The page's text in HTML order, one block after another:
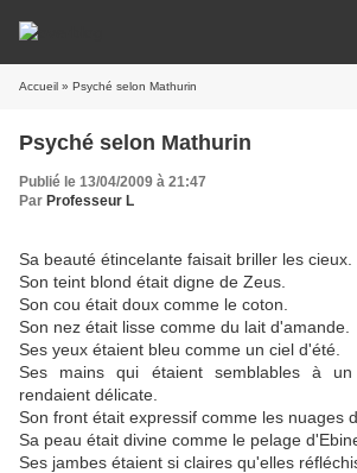
Accueil » Psyché selon Mathurin
Psyché selon Mathurin
Publié le 13/04/2009 à 21:47
Par Professeur L
Sa beauté étincelante faisait briller les cieux.
Son teint blond était digne de Zeus.
Son cou était doux comme le coton.
Son nez était lisse comme du lait d'amande.
Ses yeux étaient bleu comme un ciel d'été.
Ses mains qui étaient semblables à
rendaient délicate.
Son front était expressif comme les nuages
Sa peau était divine comme le pelage
Ses jambes étaient si claires qu'elles